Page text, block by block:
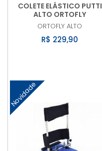
COLETE ELÁSTICO PUTTI
ALTO ORTOFLY
ORTOFLY ALTO
R$ 229,90
Novidade